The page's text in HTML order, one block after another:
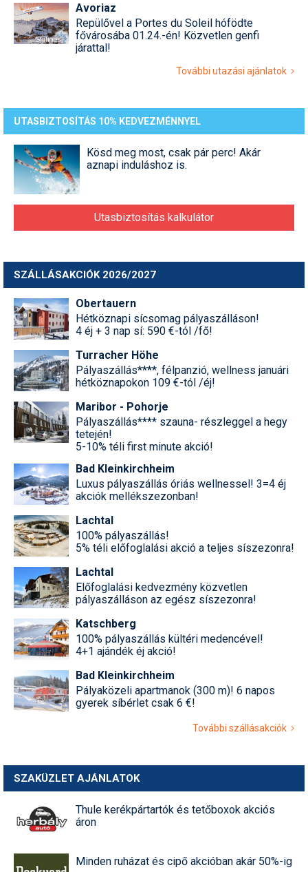
Avoriaz
Repülővel a Portes du Soleil hófödte
fővárosába 01.24.-én! Közvetlen genfi
járattal!
További utazási ajánlatok
UTASBIZTOSÍTÁS 10% KEDVEZMÉNNYEL
Kösd meg most, csak pár perc! Akár
aznapi induláshoz is.
Utasbiztosítás kalkulátor
SZÁLLÁSAKCIÓK 2026/2027
Obertauern
Hétköznapi sícsomag pályaszálláson!
4 éj + 3 nap sí: 590 €-tól /fő!
Turracher Höhe
Pályaszállás****, félpanzió, wellness januári
hétköznapokon 109 €-tól /éj!
Maribor - Pohorje
Pályaszállás**** szauna- részleggel a hegy
tetején!
5-10% téli first minute akció!
Bad Kleinkirchheim
Luxus pályaszállás óriás wellnessel! 3=4 éj
akciók mellékszezonban!
Lachtal
100% pályaszállás!
5% téli előfoglalási akció a teljes síszezonra!
Lachtal
Előfoglalási kedvezmény közvetlen
pályaszálláson az egész síszezonra!
Katschberg
100% pályaszállás kültéri medencével!
4+1 ajándék éj akció!
Bad Kleinkirchheim
Pályaközeli apartmanok (300 m)! 6 napos
gyerek síbérlet csak 6 €!
További szállásakciók
SZAKÜZLET AJÁNLATOK
Thule kerékpártartók és tetőboxok akciós
áron
Minden ruházat és cipő akcióban akár 50%-ig